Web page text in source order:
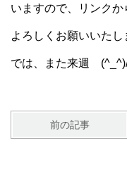
いますので、リンクか
よろしくお願いいたし
では、また来週
前の記事